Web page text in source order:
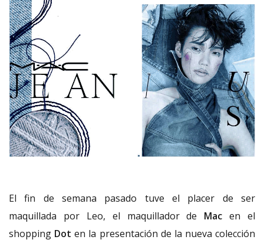
El fin de semana pasado tuve el placer de ser
maquillada por Leo, el maquillador de Mac en el
shopping Dot en la presentación de la nueva colección